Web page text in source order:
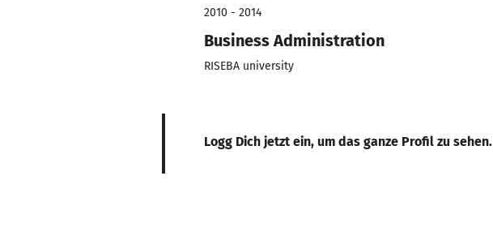
2010 - 2014
Business Administration
RISEBA university
Logg Dich jetzt ein, um das ganze Profil zu sehen.